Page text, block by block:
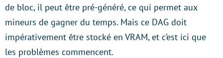
de bloc, il peut être pré-généré, ce qui permet aux
mineurs de gagner du temps. Mais ce DAG doit
impérativement être stocké en VRAM, et c’est ici que
les problèmes commencent.